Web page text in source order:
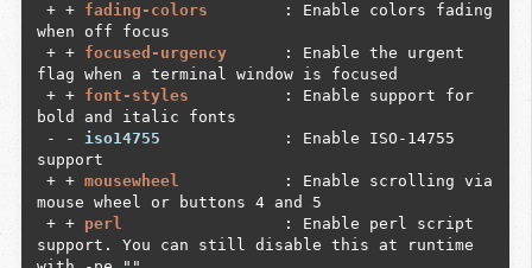
(Digital Video Broadcasting)
+ + dvbpsi
Mpeg-TS files (.ts, .m2ts, .mts) via media-
libs/libdvbpsi.
- - dvd
: Add support for DVDs
+ + encode
encoding of audio or video files
- - faad
decoding library support via media-libs/faad2.
- - fdk : Enables the Fraunhofer
AAC codec library.
+ + ffmpeg : Enable ffmpeg/libav-
+ + fading-colors
: Enable colors fading
when off focus
+ + focused-urgency
: Enable the urgent
flag when a terminal window is focused
+ + font-styles
: Enable support for
bold and italic fonts
- - iso14755
: Enable ISO-14755
support
+ + mousewheel
: Enable scrolling via
mouse wheel or buttons 4 and 5
+ + perl
: Enable perl script
support. You can still disable this at runtime